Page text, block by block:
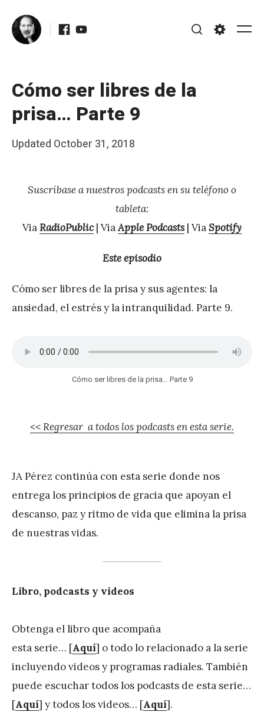
content
Facebook
Youtube
Cómo ser libres de la
prisa… Parte 9
Posted
Updated October 31, 2018
b
e
z
Suscríbase a nuestros podcasts en su teléfono o
tableta:
ViaRadioPublic | ViaApple Podcasts | ViaSpotify
Este episodio
Cómo ser libres de la prisa y sus agentes: la
ansiedad, el estrés y la intranquilidad. Parte 9.
Cómo ser libres de la prisa… Parte 9
<< Regresar a todos los podcasts en esta serie.
JA Pérez continúa con esta serie donde nos
entrega los principios de gracia que apoyan el
descanso, paz y ritmo de vida que elimina la prisa
de nuestras vidas.
Libro, podcasts y videos
Obtenga el libro que acompaña
esta serie… [Aquí] o todo lo relacionado a la serie
incluyendo videos y programas radiales. También
puede escuchar todos los podcasts de esta serie…
[Aquí] y todos los videos… [Aquí].